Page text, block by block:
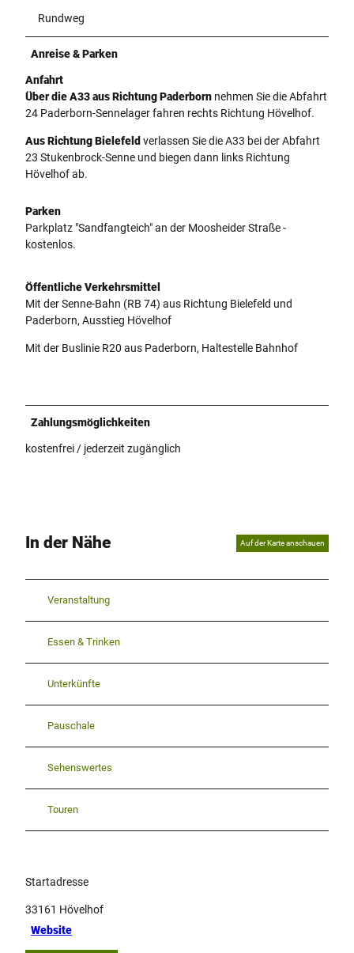
Rundweg
Anreise & Parken
Anfahrt
Über die A33 aus Richtung Paderborn nehmen Sie die Abfahrt
24 Paderborn-Sennelager fahren rechts Richtung Hövelhof.
Aus Richtung Bielefeld verlassen Sie die A33 bei der Abfahrt
23 Stukenbrock-Senne und biegen dann links Richtung
Hövelhof ab.
Parken
Parkplatz "Sandfangteich" an der Moosheider Straße -
kostenlos.
Öffentliche Verkehrsmittel
Mit der Senne-Bahn (RB 74) aus Richtung Bielefeld und
Paderborn, Ausstieg Hövelhof
Mit der Buslinie R20 aus Paderborn, Haltestelle Bahnhof
Zahlungsmöglichkeiten
kostenfrei / jederzeit zugänglich
In der Nähe Auf der Karte anschauen
Veranstaltung
Essen & Trinken
Unterkünfte
Pauschale
Sehenswertes
Touren
Startadresse
33161 Hövelhof
Website